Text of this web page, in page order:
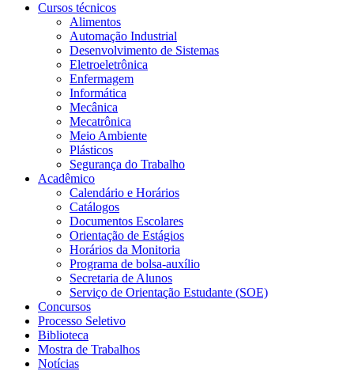
Cursos técnicos
Alimentos
Automação Industrial
Desenvolvimento de Sistemas
Eletroeletrônica
Enfermagem
Informática
Mecânica
Mecatrônica
Meio Ambiente
Plásticos
Segurança do Trabalho
Acadêmico
Calendário e Horários
Catálogos
Documentos Escolares
Orientação de Estágios
Horários da Monitoria
Programa de bolsa-auxílio
Secretaria de Alunos
Serviço de Orientação Estudante (SOE)
Concursos
Processo Seletivo
Biblioteca
Mostra de Trabalhos
Notícias